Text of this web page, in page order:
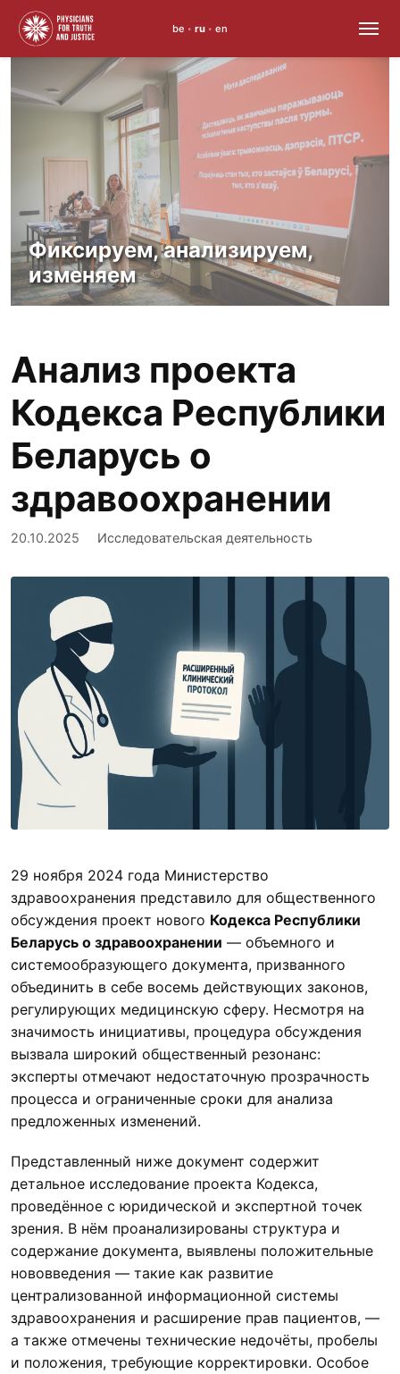
to
content
be • ru • en
Фиксируем, анализируем,
изменяем
Анализ проекта
Кодекса Республики
Беларусь о
здравоохранении
20.10.2025 Исследовательская деятельность
29 ноября 2024 года Министерство
здравоохранения представило для общественного
обсуждения проект нового Кодекса Республики
Беларусь о здравоохранении — объемного и
системообразующего документа, призванного
объединить в себе восемь действующих законов,
регулирующих медицинскую сферу. Несмотря на
значимость инициативы, процедура обсуждения
вызвала широкий общественный резонанс:
эксперты отмечают недостаточную прозрачность
процесса и ограниченные сроки для анализа
предложенных изменений.
Представленный ниже документ содержит
детальное исследование проекта Кодекса,
проведённое с юридической и экспертной точек
зрения. В нём проанализированы структура и
содержание документа, выявлены положительные
нововведения — такие как развитие
централизованной информационной системы
здравоохранения и расширение прав пациентов, —
а также отмечены технические недочёты, пробелы
и положения, требующие корректировки. Особое